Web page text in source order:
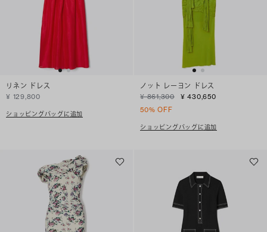
リネン ドレス
¥ 129,800
ショッピングバッグに追加
ノット レーヨン ドレス
¥ 861,300
¥ 430,650
50% OFF
ショッピングバッグに追加